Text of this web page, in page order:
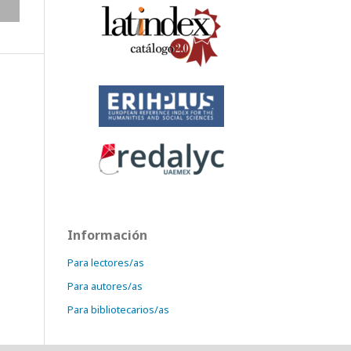
Información
Para lectores/as
Para autores/as
Para bibliotecarios/as